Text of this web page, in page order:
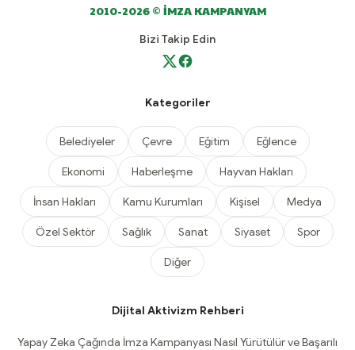
2010-2026 © İMZA KAMPANYAM
Bizi Takip Edin
Kategoriler
Belediyeler Çevre Eğitim Eğlence
Ekonomi Haberleşme Hayvan Hakları
İnsan Hakları Kamu Kurumları Kişisel Medya
Özel Sektör Sağlık Sanat Siyaset Spor
Diğer
Dijital Aktivizm Rehberi
Yapay Zeka Çağında İmza Kampanyası Nasıl Yürütülür ve Başarılı